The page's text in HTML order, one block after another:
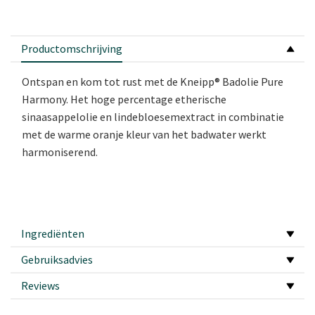
Productomschrijving
Ontspan en kom tot rust met de Kneipp® Badolie Pure
Harmony. Het hoge percentage etherische
sinaasappelolie en lindebloesemextract in combinatie
met de warme oranje kleur van het badwater werkt
harmoniserend.
Ingrediënten
Gebruiksadvies
Reviews